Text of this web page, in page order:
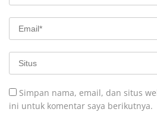
Simpan nama, email, dan situs
ini untuk komentar saya berikutnya.